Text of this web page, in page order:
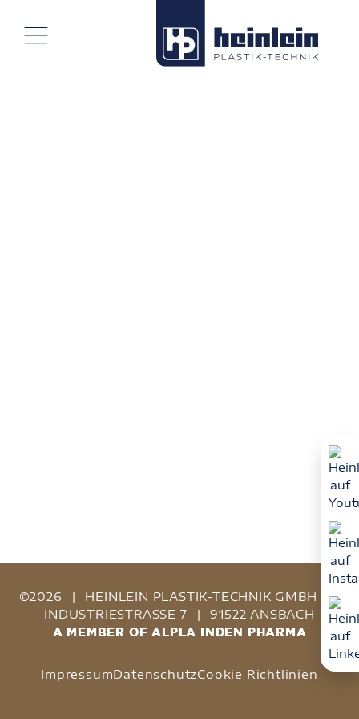
©2026 | HEINLEIN PLASTIK-TECHNIK GMBH
|
INDUSTRIESTRASSE 7
| 91522 ANSBACH
A MEMBER OF ALPLA INDEN PHARMA
ImpressumDatenschutzCookie Richtlinien